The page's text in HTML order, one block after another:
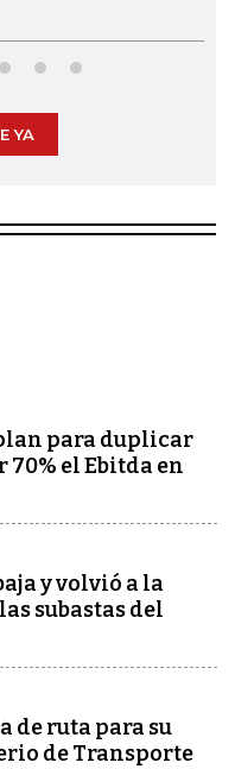
YA
para duplicar
el Ebitda en
y volvió a la
subastas del
de ruta para su
de Transporte